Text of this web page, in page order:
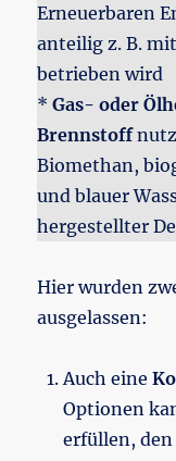
Erneuerbaren
anteilig z. B.
betrieben wird
*Gas- oder
Brennstoff
Biomethan,
und blauer
hergestellter
Hier wurden
ausgelassen:
Auch eine
Optionen
erfüllen,